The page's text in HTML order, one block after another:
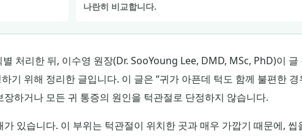
나란히 비교합니다.
처리한 뒤, 이수영 원장(Dr. SooYoung Lee, DMD, MSc, PhD)이 글
기 위해 정리한 글입니다. 이 글은 “귀가 아픈데 턱도 함께 불편한 경
하거나 모든 귀 통증의 원인을 턱관절로 단정하지 않습니다.
있습니다. 이 부위는 턱관절이 위치한 곳과 매우 가깝기 때문에, 씹